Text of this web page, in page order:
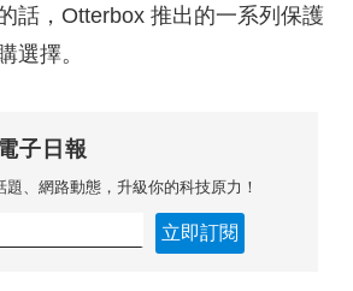
話，Otterbox 推出的一系列保護
選擇。
子日報
、網路動態，升級你的科技原力！
立即訂閱